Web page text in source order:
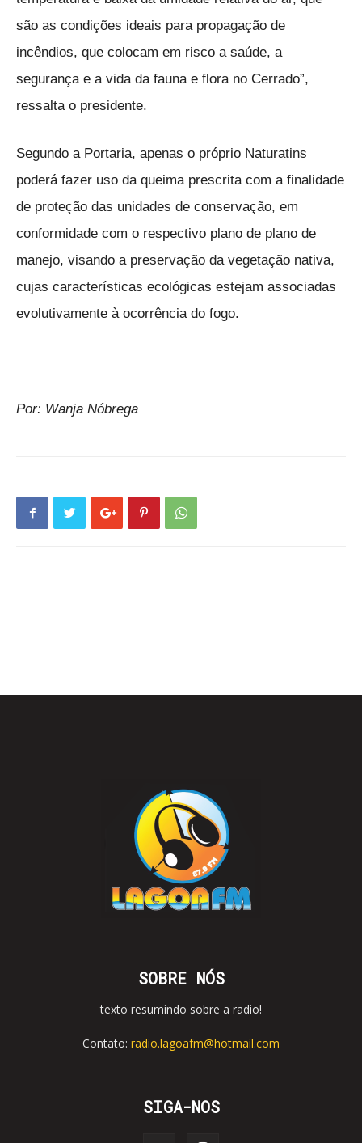
são as condições ideais para propagação de
incêndios, que colocam em risco a saúde, a
segurança e a vida da fauna e flora no Cerrado”,
ressalta o presidente.
Segundo a Portaria, apenas o próprio Naturatins
poderá fazer uso da queima prescrita com a finalidade
de proteção das unidades de conservação, em
conformidade com o respectivo plano de plano de
manejo, visando a preservação da vegetação nativa,
cujas características ecológicas estejam associadas
evolutivamente à ocorrência do fogo.
Por: Wanja Nóbrega
SOBRE NÓS
texto resumindo sobre a radio!
Contato: radio.lagoafm@hotmail.com
SIGA-NOS